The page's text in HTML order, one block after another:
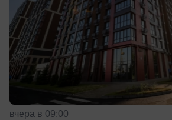
вчера в 09:00